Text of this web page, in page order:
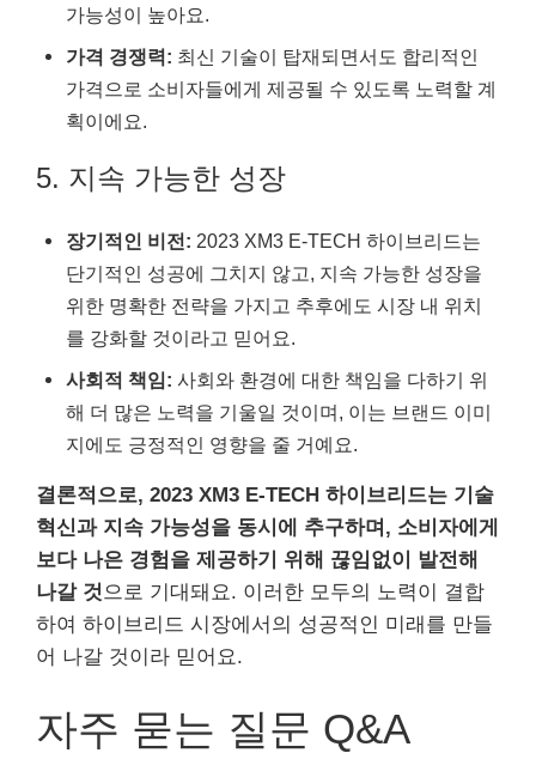
가능성이 높아요.
가격 경쟁력: 최신 기술이 탑재되면서도 합리적인
가격으로 소비자들에게 제공될 수 있도록 노력할 계
획이에요.
5. 지속 가능한 성장
장기적인 비전: 2023 XM3 E-TECH 하이브리드는
단기적인 성공에 그치지 않고, 지속 가능한 성장을
위한 명확한 전략을 가지고 추후에도 시장 내 위치
를 강화할 것이라고 믿어요.
사회적 책임: 사회와 환경에 대한 책임을 다하기 위
해 더 많은 노력을 기울일 것이며, 이는 브랜드 이미
지에도 긍정적인 영향을 줄 거예요.
결론적으로, 2023 XM3 E-TECH 하이브리드는 기술
혁신과 지속 가능성을 동시에 추구하며, 소비자에게
보다 나은 경험을 제공하기 위해 끊임없이 발전해
나갈 것으로 기대돼요. 이러한 모두의 노력이 결합
하여 하이브리드 시장에서의 성공적인 미래를 만들
어 나갈 것이라 믿어요.
자주 묻는 질문 Q&A